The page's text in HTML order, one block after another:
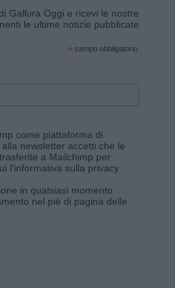
Gallura Oggi e ricevi le nostre
le ultime notizie pubblicate
* campo obbligatorio
come piattaforma di
newsletter accetti che le
a Mailchimp per
l'informativa sulla privacy
in qualsiasi momento
nel piè di pagina delle